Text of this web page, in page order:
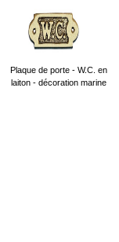
Plaque de porte - W.C. en
laiton - décoration marine